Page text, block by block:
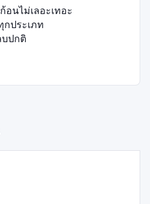
อนไม่เลอะเทอะ
ประเภท
บปกติ